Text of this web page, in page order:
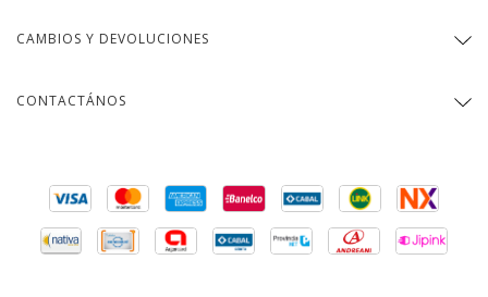
CAMBIOS Y DEVOLUCIONES
CONTACTÁNOS